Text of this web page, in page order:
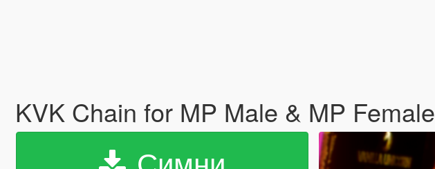
KVK Chain for MP Male & MP Female